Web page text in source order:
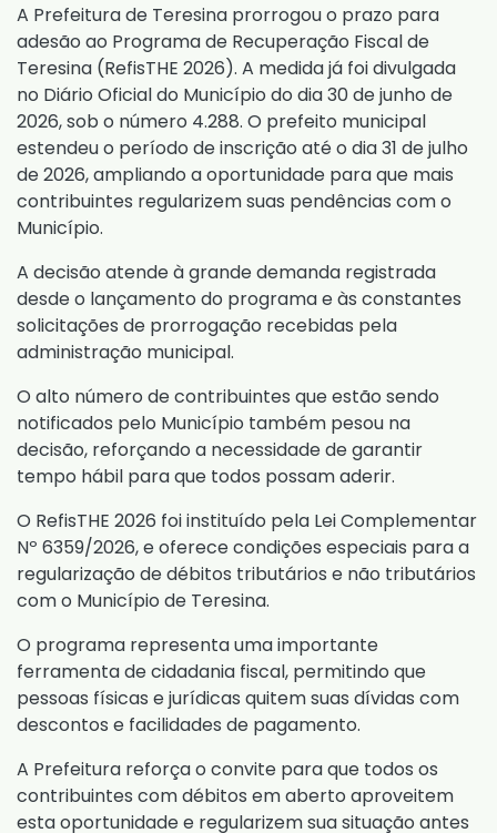
A Prefeitura de Teresina prorrogou o prazo para
adesão ao Programa de Recuperação Fiscal de
Teresina (RefisTHE 2026). A medida já foi divulgada
no Diário Oficial do Município do dia 30 de junho de
2026, sob o número 4.288. O prefeito municipal
estendeu o período de inscrição até o dia 31 de julho
de 2026, ampliando a oportunidade para que mais
contribuintes regularizem suas pendências com o
Município.
A decisão atende à grande demanda registrada
desde o lançamento do programa e às constantes
solicitações de prorrogação recebidas pela
administração municipal.
O alto número de contribuintes que estão sendo
notificados pelo Município também pesou na
decisão, reforçando a necessidade de garantir
tempo hábil para que todos possam aderir.
O RefisTHE 2026 foi instituído pela Lei Complementar
Nº 6359/2026, e oferece condições especiais para a
regularização de débitos tributários e não tributários
com o Município de Teresina.
O programa representa uma importante
ferramenta de cidadania fiscal, permitindo que
pessoas físicas e jurídicas quitem suas dívidas com
descontos e facilidades de pagamento.
A Prefeitura reforça o convite para que todos os
contribuintes com débitos em aberto aproveitem
esta oportunidade e regularizem sua situação antes